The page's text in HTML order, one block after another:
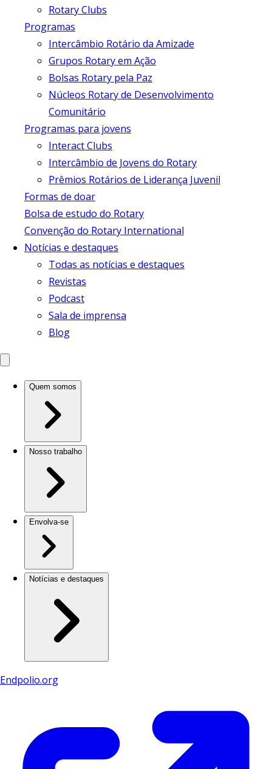
Rotary Clubs
Programas
Intercâmbio Rotário da Amizade
Grupos Rotary em Ação
Bolsas Rotary pela Paz
Núcleos Rotary de Desenvolvimento
Comunitário
Programas para jovens
Interact Clubs
Intercâmbio de Jovens do Rotary
Prêmios Rotários de Liderança Juvenil
Formas de doar
Bolsa de estudo do Rotary
Convenção do Rotary International
Notícias e destaques
Todas as notícias e destaques
Revistas
Podcast
Sala de imprensa
Blog
Quem somos
Nosso trabalho
Envolva-se
Notícias e destaques
Endpolio.org